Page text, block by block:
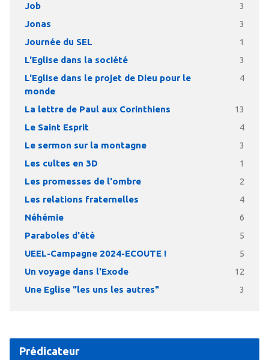
Job 3
Jonas 3
Journée du SEL 1
L'Eglise dans la société 3
L'Eglise dans le projet de Dieu pour le
monde
4
La lettre de Paul aux Corinthiens 13
Le Saint Esprit 4
Le sermon sur la montagne 3
Les cultes en 3D 1
Les promesses de l'ombre 2
Les relations fraternelles 4
Néhémie 6
Paraboles d'été 5
UEEL-Campagne 2024-ECOUTE ! 5
Un voyage dans l'Exode 12
Une Eglise "les uns les autres" 3
Prédicateur